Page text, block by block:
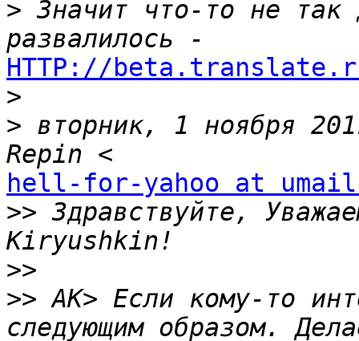
> Значит что-то не так
HTTP://
>
> вторник, 1 ноября
hell-for-yahoo at
>> Здравствуйте,
>>
>> AK> Если кому-то